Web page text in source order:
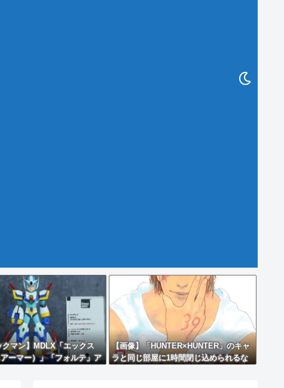
クマン】MDLX「エックス
アーマー）」「フォルテ」ア
【画像】「HUNTER×HUNTER」のキャ
ラと同じ部屋に1時間閉じ込められるな